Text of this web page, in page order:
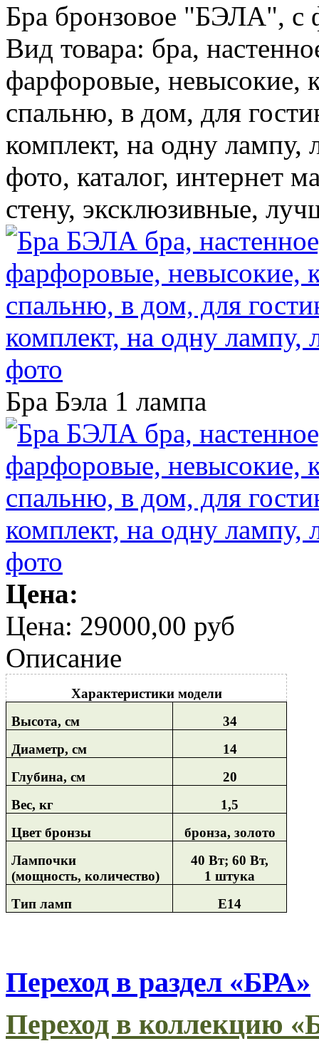
Бра бронзовое "БЭЛА", с
Вид товара: бра,
фарфоровые, невысокие,
спальню, в дом, для
комплект, на одну лампу,
фото, каталог, интернет
стену, эксклюзивные,
Бра Бэла 1 лампа
Цена:
Цена: 29000,00 руб
Описание
Характеристики модели
Высота, см
34
Диаметр, см
14
Глубина, см
20
Вес, кг
1,5
Цвет бронзы
бронза, золото
Лампочки
(мощность, количество)
40 Вт; 60 Вт,
1 штука
Тип ламп
Е14
Переход в раздел «БРА»
Переход в коллекцию